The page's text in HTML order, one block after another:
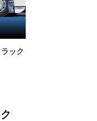
ック